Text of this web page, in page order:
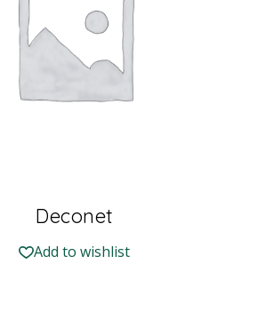
Deconet
Add to wishlist